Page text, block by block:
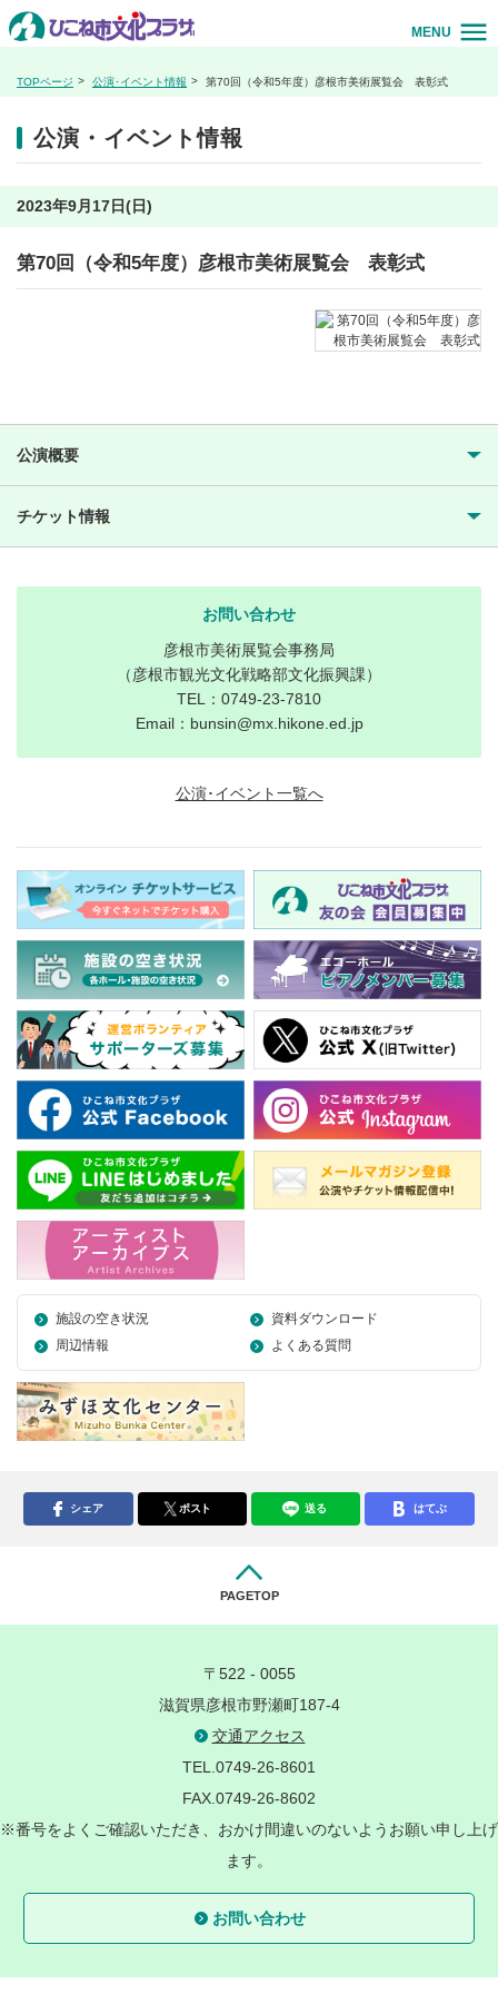
MENU
TOPページ 公演･イベント情報 第70回（令和5年度）彦根市美術展覧会 表彰式
公演・イベント情報
2023年9月17日(日)
第70回（令和5年度）彦根市美術展覧会 表彰式
公演概要
チケット情報
お問い合わせ
彦根市美術展覧会事務局
（彦根市観光文化戦略部文化振興課）
TEL：0749-23-7810
Email：bunsin@mx.hikone.ed.jp
公演･イベント一覧へ
施設の空き状況
資料ダウンロード
周辺情報
よくある質問
シェア ポスト 送る はてぶ
PAGETOP
〒522 - 0055
滋賀県彦根市野瀬町187-4
交通アクセス
TEL.0749-26-8601
FAX.0749-26-8602
※番号をよくご確認いただき、おかけ間違いのないようお願い申し上げ
ます。
お問い合わせ